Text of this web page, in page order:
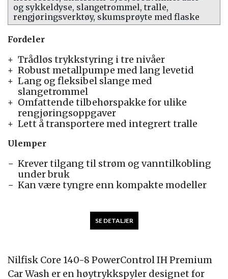
Nilfisk Core 140-8 PowerControl IH Premium
Car Wash er en høytrykkspyler designet for
Fordeler
Trådløs trykkstyring i tre nivåer
Robust metallpumpe med lang levetid
Lang og fleksibel slange med
slangetrommel
Omfattende tilbehørspakke for ulike
rengjøringsoppgaver
Lett å transportere med integrert tralle
Ulemper
Krever tilgang til strøm og vanntilkobling
under bruk
Kan være tyngre enn kompakte modeller
og sykkeldyse, slangetrommel, tralle,
rengjøringsverktøy, skumsprøyte med flaske
SE DETALJER